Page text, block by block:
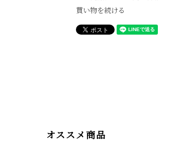
買い物を続ける
オススメ商品